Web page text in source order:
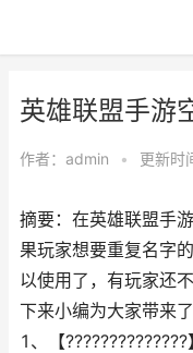
英雄联盟手游
作者： admin • 更新
摘要：在英雄联盟手
果玩家想要重复名字
以使用了，有玩家还
下来小编为大家带来
、【